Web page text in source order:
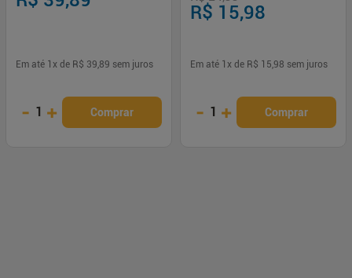
Em até 1 x de R$ 39,89 sem juros
- 1 + Comprar
R$ 15,98
Em até 1 x de R$ 15,98 sem juros
- 1 + Comprar